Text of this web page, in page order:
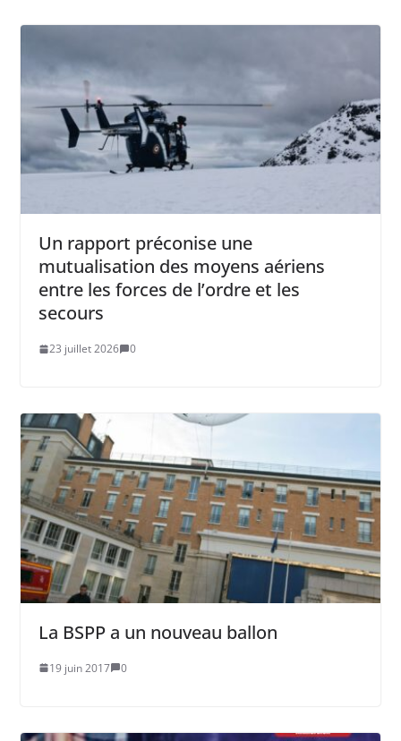
Un rapport préconise une
mutualisation des moyens aériens
entre les forces de l’ordre et les
secours
23 juillet 2026 0
La BSPP a un nouveau ballon
19 juin 2017 0